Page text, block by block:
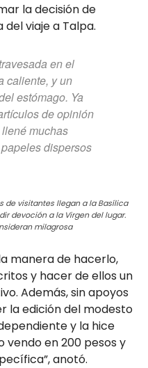
la decisión de
viaje a Talpa.
en el
caliente, y un
estómago. Ya
de opinión
muchas
dispersos
de visitantes llegan a la Basílica
devoción a la Virgen del lugar.
milagrosa
manera de hacerlo,
y hacer de ellos un
Además, sin apoyos
la edición del modesto
y la hice
vendo en 200 pesos y
anotó.